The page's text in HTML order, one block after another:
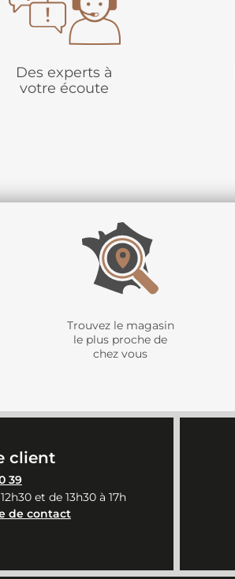
Des experts à
votre écoute
Trouvez le magasin
le plus proche de
chez vous
client
39
et de 13h30 à 17h
de contact